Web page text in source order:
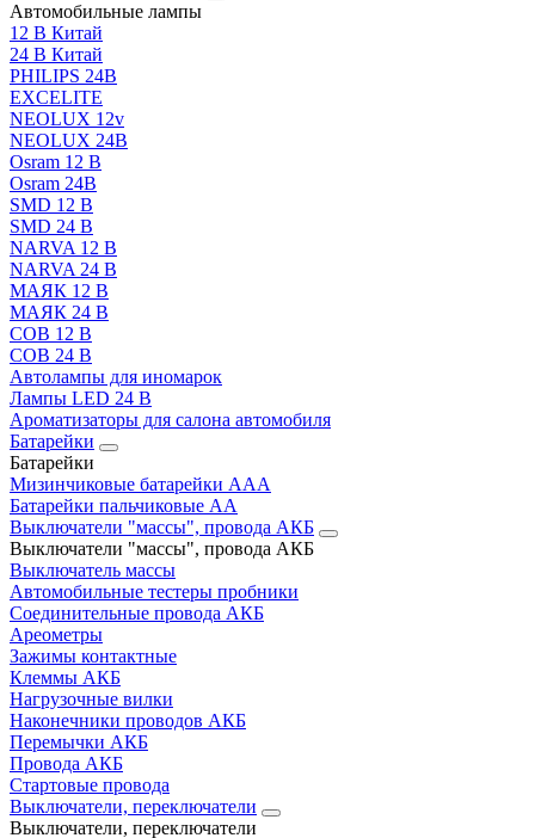
Автомобильные лампы
12 В Китай
24 В Китай
PHILIPS 24В
EXCELITE
NEOLUX 12v
NEOLUX 24В
Osram 12 В
Osram 24В
SMD 12 В
SMD 24 В
NARVA 12 В
NARVA 24 В
МАЯК 12 В
МАЯК 24 В
COB 12 В
COB 24 В
Автолампы для иномарок
Лампы LED 24 B
Ароматизаторы для салона автомобиля
Батарейки
Батарейки
Мизинчиковые батарейки AAA
Батарейки пальчиковые АА
Выключатели "массы", провода АКБ
Выключатели "массы", провода АКБ
Выключатель массы
Автомобильные тестеры пробники
Соединительные провода АКБ
Ареометры
Зажимы контактные
Клеммы АКБ
Нагрузочные вилки
Наконечники проводов АКБ
Перемычки АКБ
Провода АКБ
Стартовые провода
Выключатели, переключатели
Выключатели, переключатели